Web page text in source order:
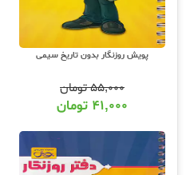
پویش روزنگار بدون تاریخ سیمی
۵۵,۰۰۰تومان
۴۱,۰۰۰ تومان